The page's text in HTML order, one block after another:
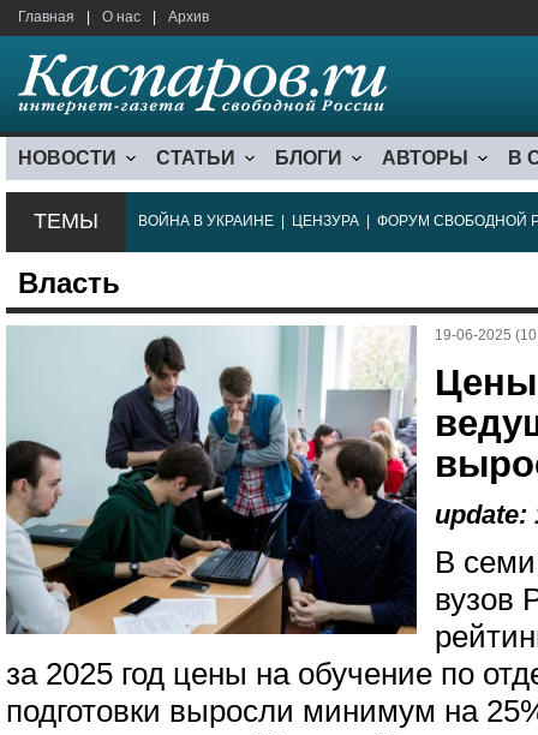
Главная О нас Архив
НОВОСТИ СТАТЬИ БЛОГИ АВТОРЫ В
ТЕМЫ ВОЙНА В УКРАИНЕ ЦЕНЗУРА ФОРУМ СВОБОДНОЙ
Власть
19-06-2025
Цены
update:
В
вузов
за 2025 год цены на обучение по
подготовки выросли минимум на